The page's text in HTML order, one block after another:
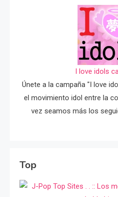
I love idols
Únete a la campaña "I love
el movimiento idol entre la
vez seamos más los
Top